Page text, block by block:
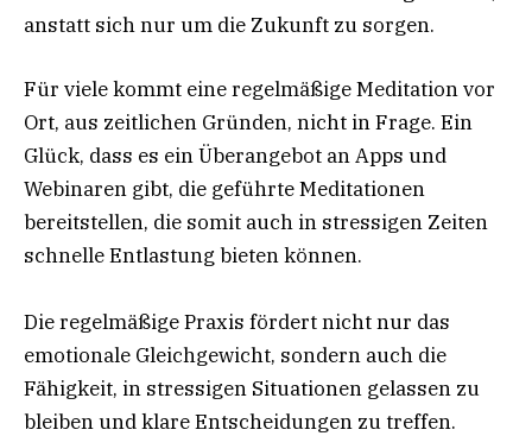
anstatt sich nur um die Zukunft zu sorgen.
Für viele kommt eine regelmäßige Meditation vor
Ort, aus zeitlichen Gründen, nicht in Frage. Ein
Glück, dass es ein Überangebot an Apps und
Webinaren gibt, die geführte Meditationen
bereitstellen, die somit auch in stressigen Zeiten
schnelle Entlastung bieten können.
Die regelmäßige Praxis fördert nicht nur das
emotionale Gleichgewicht, sondern auch die
Fähigkeit, in stressigen Situationen gelassen zu
bleiben und klare Entscheidungen zu treffen.